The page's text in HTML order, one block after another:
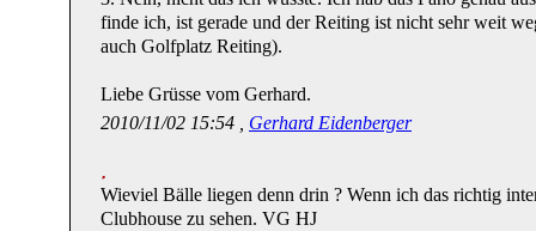
finde ich, ist gerade und der Reiting ist nicht sehr weit
auch Golfplatz Reiting).
Liebe Grüsse vom Gerhard.
2010/11/02 15:54 , Gerhard Eidenberger
Wieviel Bälle liegen denn drin ? Wenn ich das richtig
Clubhouse zu sehen. VG HJ